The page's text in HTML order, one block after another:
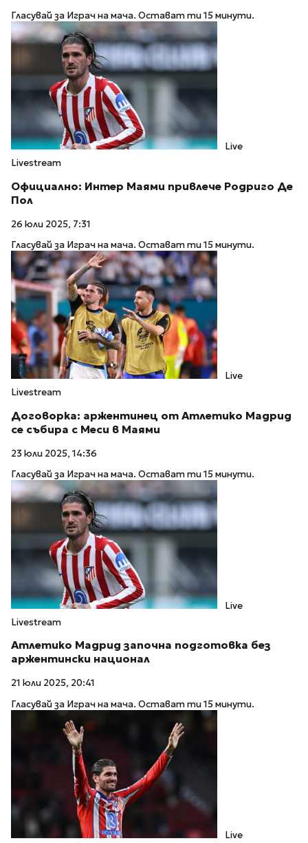
Гласувай за Играч на мача. Остават ти 15 минути.
Live
Livestream
Официално: Интер Маями привлече Родриго Де
Пол
26 юли 2025, 7:31
Гласувай за Играч на мача. Остават ти 15 минути.
Live
Livestream
Договорка: аржентинец от Атлетико Мадрид
се събира с Меси в Маями
23 юли 2025, 14:36
Гласувай за Играч на мача. Остават ти 15 минути.
Live
Livestream
Атлетико Мадрид започна подготовка без
аржентински национал
21 юли 2025, 20:41
Гласувай за Играч на мача. Остават ти 15 минути.
Live